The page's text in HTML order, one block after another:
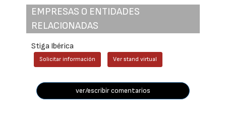
EMPRESAS O ENTIDADES
RELACIONADAS
Stiga Ibérica
Solicitar información Ver stand virtual
ver/escribir comentarios